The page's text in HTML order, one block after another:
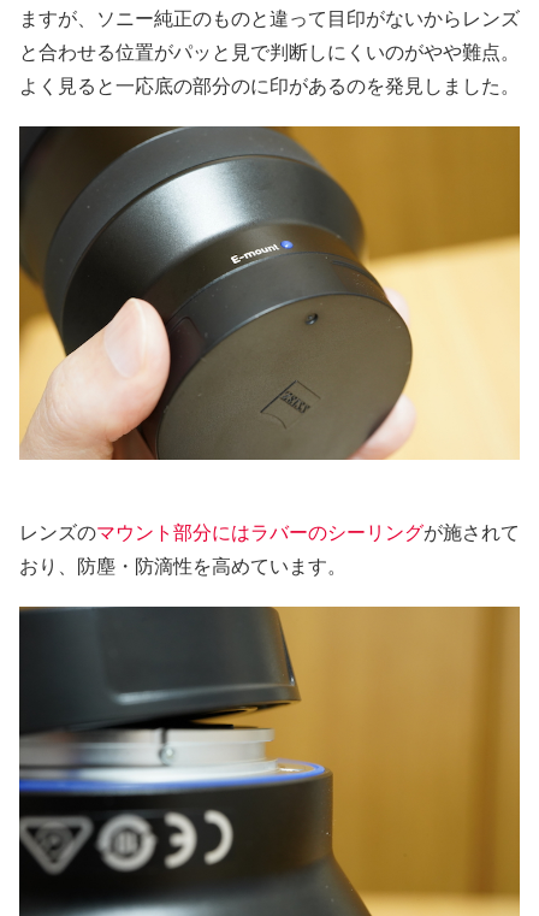
ますが、ソニー純正のものと違って目印がないからレンズ
と合わせる位置がパッと見で判断しにくいのがやや難点。
よく見ると一応底の部分のに印があるのを発見しました。
レンズのマウント部分にはラバーのシーリングが施されて
おり、防塵・防滴性を高めています。